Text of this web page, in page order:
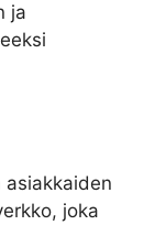
ja
asiakkaiden
joka